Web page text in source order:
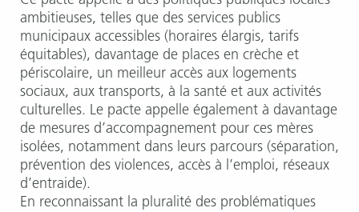
ambitieuses, telles que des services publics
municipaux accessibles (horaires élargis, tarifs
équitables), davantage de places en crèche et
périscolaire, un meilleur accès aux logements
sociaux, aux transports, à la santé et aux activités
culturelles. Le pacte appelle également à davantage
de mesures d’accompagnement pour ces mères
isolées, notamment dans leurs parcours (séparation,
prévention des violences, accès à l’emploi, réseaux
d’entraide).
En reconnaissant la pluralité des problématiques